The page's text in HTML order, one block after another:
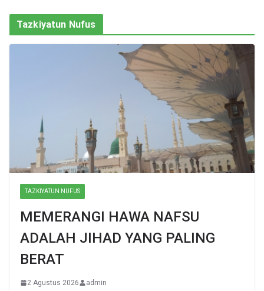
Tazkiyatun Nufus
TAZKIYATUN NUFUS
MEMERANGI HAWA NAFSU
ADALAH JIHAD YANG PALING
BERAT
2 Agustus 2026 admin